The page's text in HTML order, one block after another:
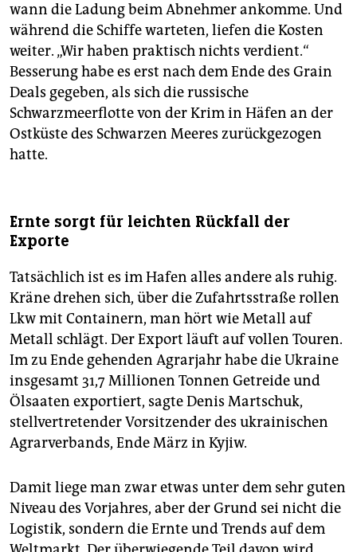
wann die Ladung beim Abnehmer ankomme. Und
während die Schiffe warteten, liefen die Kosten
weiter. „Wir haben praktisch nichts verdient.“
Besserung habe es erst nach dem Ende des Grain
Deals gegeben, als sich die russische
Schwarzmeerflotte von der Krim in Häfen an der
Ostküste des Schwarzen Meeres zurückgezogen
hatte.
Ernte sorgt für leichten Rückfall der
Exporte
Tatsächlich ist es im Hafen alles andere als ruhig.
Kräne drehen sich, über die Zufahrtsstraße rollen
Lkw mit Containern, man hört wie Metall auf
Metall schlägt. Der Export läuft auf vollen Touren.
Im zu Ende gehenden Agrarjahr habe die Ukraine
insgesamt 31,7 Millionen Tonnen Getreide und
Ölsaaten exportiert, sagte Denis Martschuk,
stellvertretender Vorsitzender des ukrainischen
Agrarverbands, Ende März in Kyjiw.
Damit liege man zwar etwas unter dem sehr guten
Niveau des Vorjahres, aber der Grund sei nicht die
Logistik, sondern die Ernte und Trends auf dem